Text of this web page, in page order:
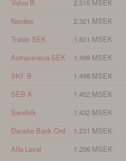
Volvo B 2,515 MSEK
Nordea 2,321 MSEK
Traton SEK 1,631 MSEK
Astrazeneca SEK 1,499 MSEK
SKF B 1,498 MSEK
SEB A 1,452 MSEK
Sandvik 1,432 MSEK
Danske Bank Ord 1,231 MSEK
Alfa Laval 1,206 MSEK